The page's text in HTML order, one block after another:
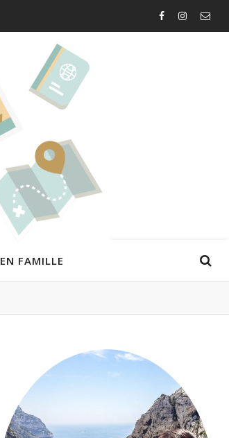
EN FAMILLE